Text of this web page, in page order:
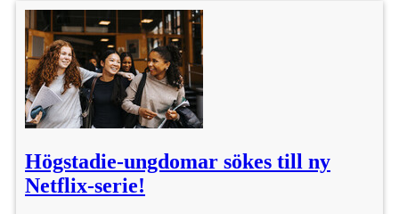
Högstadie-ungdomar sökes till ny
Netflix-serie!